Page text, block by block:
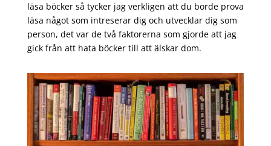
läsa böcker så tycker jag verkligen att du borde prova
läsa något som intreserar dig och utvecklar dig som
person, det var de två faktorerna som gjorde att jag
gick från att hata böcker till att älskar dom.